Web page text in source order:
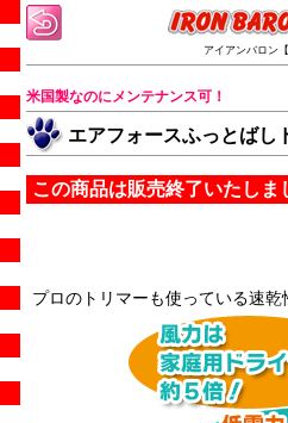
アイアンバロン
米国製なのにメンテナンス可！
エアフォースふっとばし
この商品は販売終了いたしま
プロのトリマーも使っている速乾